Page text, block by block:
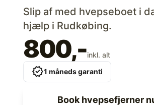
Slip af med hvepseboet i
hjælp i Rudkøbing.
800,-inkl. alt
verified1 måneds garanti
Book hvepsefjerner